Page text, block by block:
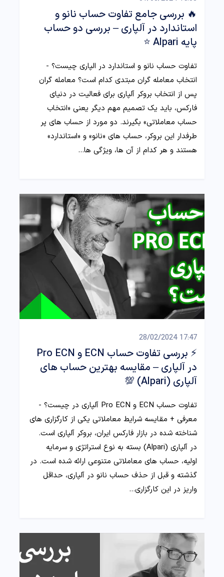
🔥 بررسی جامع تفاوت حساب نانو و
استاندارد در آلپاری – بررسی دو حساب
پایه Alpari ⭐️
تفاوت حساب نانو و استاندارد در الپاری چیست؟ -
انتخاب معامله گران مبتدی کدام است؟ معامله گران
پس از انتخاب بروکر آلپاری برای فعالیت در دنیای
فارکس، باید یک تصمیم مهم دیگر یعنی «انتخاب
حساب معاملاتی» بگیرند. دو مورد از حساب های پر
طرفدار این بروکر، حساب های «نانو» و «استاندارد»
هستند و هر کدام از آن ها، ویژگی ها…
17:47 28/02/2024
⚡️ بررسی تفاوت حساب ECN و Pro ECN
در آلپاری – مقایسه بهترین حساب های
آلپاری (Alpari) 💯
تفاوت حساب ECN و Pro ECN آلپاری در چیست؟ -
معرفی + مقایسه شرایط معاملاتی یکی از کارگزاری های
شناخته شده در بازار فارکس ایران، بروکر آلپاری است.
در آلپاری (Alpari) بسته به نوع استراتژی و سرمایه
اولیه، حساب های معاملاتی متنوعی ارائه شده است. در
گذشته و قبل از حذف حساب نانو در آلپاری، حداقل
واریز در این کارگزاری…